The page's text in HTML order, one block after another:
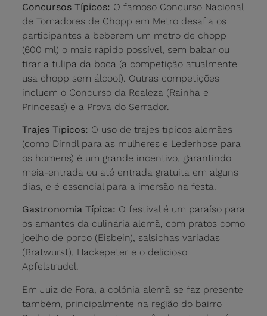
Concursos Típicos: O famoso Concurso Nacional
de Tomadores de Chopp em Metro desafia os
participantes a beberem um metro de chopp
(600 ml) o mais rápido possível, sem babar ou
tirar a tulipa da boca (a competição atualmente
usa chopp sem álcool). Outras competições
incluem o Concurso da Realeza (Rainha e
Princesas) e a Prova do Serrador.
Trajes Típicos: O uso de trajes típicos alemães
(como Dirndl para as mulheres e Lederhose para
os homens) é um grande incentivo, garantindo
meia-entrada ou até entrada gratuita em alguns
dias, e é essencial para a imersão na festa.
Gastronomia Típica: O festival é um paraíso para
os amantes da culinária alemã, com pratos como
joelho de porco (Eisbein), salsichas variadas
(Bratwurst), Hackepeter e o delicioso
Apfelstrudel.
Em Juiz de Fora, a colônia alemã se faz presente
também, principalmente na região do bairro